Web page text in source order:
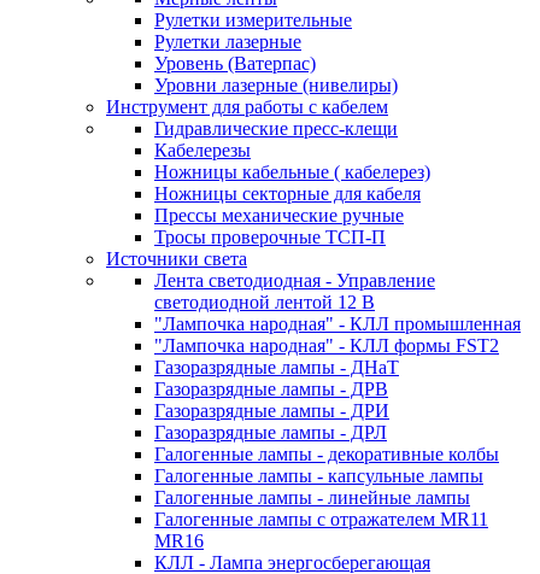
Рулетки измерительные
Рулетки лазерные
Уровень (Ватерпас)
Уровни лазерные (нивелиры)
Инструмент для работы с кабелем
Гидравлические пресс-клещи
Кабелерезы
Ножницы кабельные ( кабелерез)
Ножницы секторные для кабеля
Прессы механические ручные
Тросы проверочные ТСП-П
Источники света
Лента светодиодная - Управление
светодиодной лентой 12 В
"Лампочка народная" - КЛЛ промышленная
"Лампочка народная" - КЛЛ формы FST2
Газоразрядные лампы - ДНаТ
Газоразрядные лампы - ДРВ
Газоразрядные лампы - ДРИ
Газоразрядные лампы - ДРЛ
Галогенные лампы - декоративные колбы
Галогенные лампы - капсульные лампы
Галогенные лампы - линейные лампы
Галогенные лампы с отражателем MR11
MR16
КЛЛ - Лампа энергосберегающая